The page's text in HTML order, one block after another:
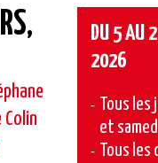
Colin
DU 5 AU
2026
Tous
et
Tous